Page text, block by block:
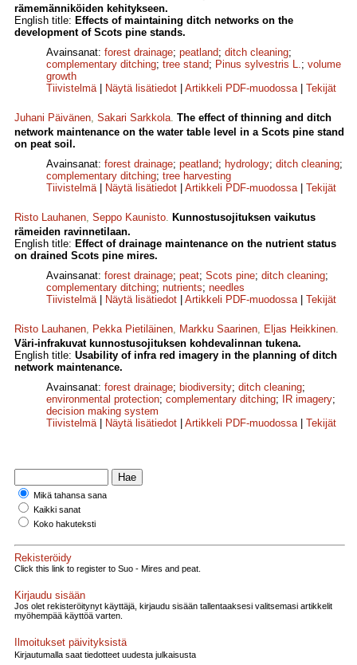
rämemänniköiden kehitykseen.
English title: Effects of maintaining ditch networks on the
development of Scots pine stands.
Avainsanat: forest drainage; peatland; ditch cleaning;
complementary ditching; tree stand; Pinus sylvestris L.; volume
growth
Tiivistelmä| Näytä lisätiedot Artikkeli PDF-muodossa| Tekijät
Juhani Päivänen, Sakari Sarkkola. The effect of thinning and ditch
network maintenance on the water table level in a Scots pine stand
on peat soil.
Avainsanat: forest drainage; peatland; hydrology; ditch cleaning;
complementary ditching; tree harvesting
Tiivistelmä| Näytä lisätiedot Artikkeli PDF-muodossa| Tekijät
Risto Lauhanen, Seppo Kaunisto. Kunnostusojituksen vaikutus
rämeiden ravinnetilaan.
English title: Effect of drainage maintenance on the nutrient status
on drained Scots pine mires.
Avainsanat: forest drainage; peat; Scots pine; ditch cleaning;
complementary ditching; nutrients; needles
Tiivistelmä| Näytä lisätiedot Artikkeli PDF-muodossa| Tekijät
Risto Lauhanen, Pekka Pietiläinen, Markku Saarinen, Eljas Heikkinen.
Väri-infrakuvat kunnostusojituksen kohdevalinnan tukena.
English title: Usability of infra red imagery in the planning of ditch
network maintenance.
Avainsanat: forest drainage; biodiversity; ditch cleaning;
environmental protection; complementary ditching; IR imagery;
decision making system
Tiivistelmä| Näytä lisätiedot Artikkeli PDF-muodossa| Tekijät
Mikä tahansa sana
Kaikki sanat
Koko hakuteksti
Rekisteröidy
Click this link to register to Suo - Mires and peat.
Kirjaudu sisään
Jos olet rekisteröitynyt käyttäjä, kirjaudu sisään tallentaaksesi valitsemasi artikkelit
myöhempää käyttöä varten.
Ilmoitukset päivityksistä
Kirjautumalla saat tiedotteet uudesta julkaisusta